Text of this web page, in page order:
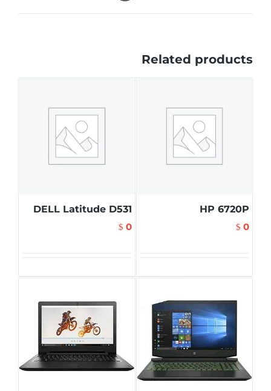
Related products
HP 6720P
$ 0
DELL Latitude D531
$ 0